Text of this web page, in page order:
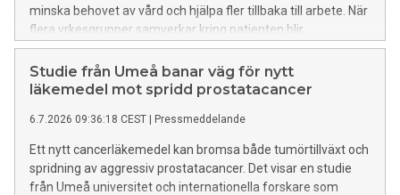
minska behovet av vård och hjälpa fler tillbaka till arbete. När
flera yrkesgrupper samverkar kring patienten blir
behandlingen dessutom mer kostnadseffektiv än traditionell
vård med enstaka insatser.
Studie från Umeå banar väg för nytt
läkemedel mot spridd prostatacancer
6.7.2026 09:36:18 CEST | Pressmeddelande
Ett nytt cancerläkemedel kan bromsa både tumörtillväxt och
spridning av aggressiv prostatacancer. Det visar en studie
från Umeå universitet och internationella forskare som